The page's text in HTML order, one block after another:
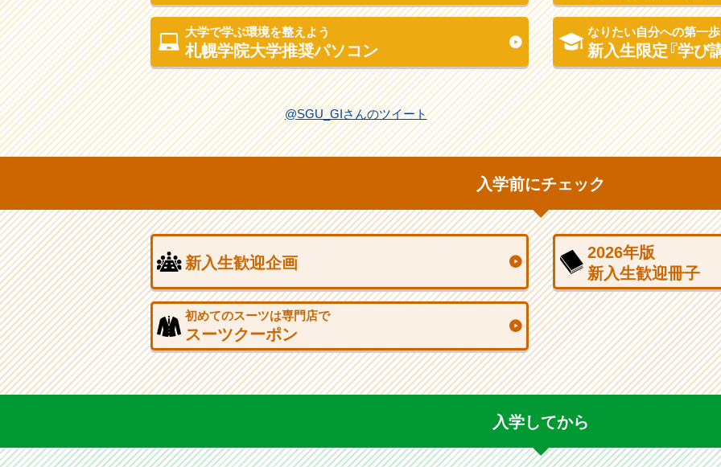
大学で学ぶ環境を整えよう
札幌学院大学推奨パソコン
なりたい自分への第一
新入生限定『学び
@SGU_GIさんのツイート
入学前にチェック
新入生歓迎企画
2026年版
新入生歓迎冊子
初めてのスーツは専門店で
スーツクーポン
入学してから